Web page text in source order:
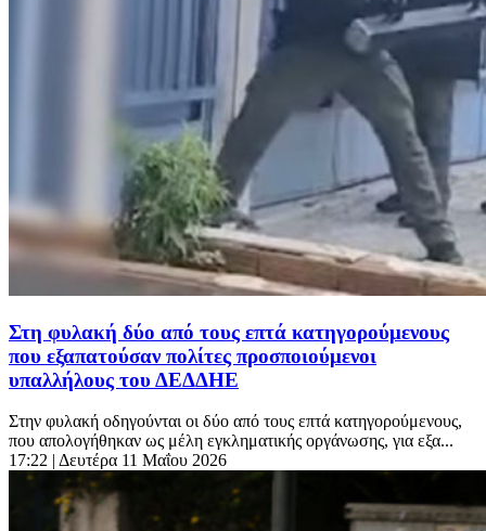
Στη φυλακή δύο από τους επτά κατηγορούμενους
που εξαπατούσαν πολίτες προσποιούμενοι
υπαλλήλους του ΔΕΔΔΗΕ
Στην φυλακή οδηγούνται οι δύο από τους επτά κατηγορούμενους,
που απολογήθηκαν ως μέλη εγκληματικής οργάνωσης, για εξα...
17:22 | Δευτέρα 11 Μαΐου 2026